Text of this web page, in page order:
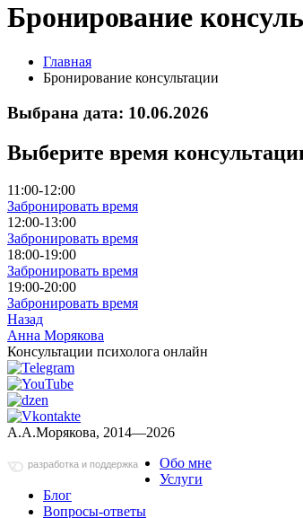
Бронирование
Главная
Бронирование консультации
Выбрана дата: 10.06.2026
Выберите время
11:00-12:00
Забронировать время
12:00-13:00
Забронировать время
18:00-19:00
Забронировать время
19:00-20:00
Забронировать время
Назад
Анна Морякова
Консультации психолога онлайн
А.А.Морякова, 2014—2026
разработка и поддержка
Обо мне
Услуги
Блог
Вопросы-ответы